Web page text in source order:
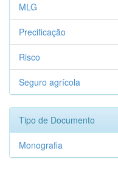
MLG
Precificação
Risco
Seguro agrícola
Tipo de Documento
Monografia